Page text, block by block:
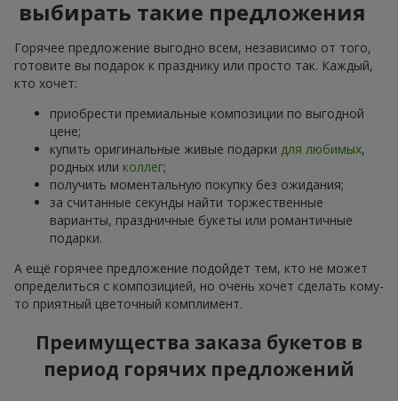
выбирать такие предложения
Горячее предложение выгодно всем, независимо от того,
готовите вы подарок к празднику или просто так. Каждый,
кто хочет:
приобрести премиальные композиции по выгодной
цене;
купить оригинальные живые подарки для любимых,
родных или коллег;
получить моментальную покупку без ожидания;
за считанные секунды найти торжественные
варианты, праздничные букеты или романтичные
подарки.
А ещё горячее предложение подойдет тем, кто не может
определиться с композицией, но очень хочет сделать кому-
то приятный цветочный комплимент.
Преимущества заказа букетов в
период горячих предложений